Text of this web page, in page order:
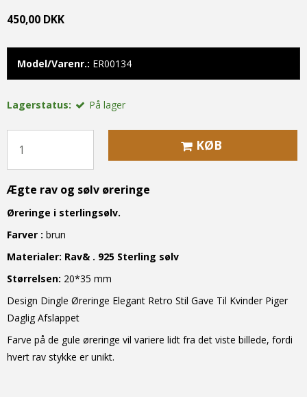
450,00 DKK
Model/Varenr.: ER00134
Lagerstatus: På lager
KØB
Ægte rav og sølv øreringe
Øreringe i sterlingsølv.
Farver : brun
Materialer: Rav& . 925 Sterling sølv
Størrelsen: 20*35 mm
Design Dingle Øreringe Elegant Retro Stil Gave Til Kvinder Piger
Daglig Afslappet
Farve på de gule øreringe vil variere lidt fra det viste billede, fordi
hvert rav stykke er unikt.